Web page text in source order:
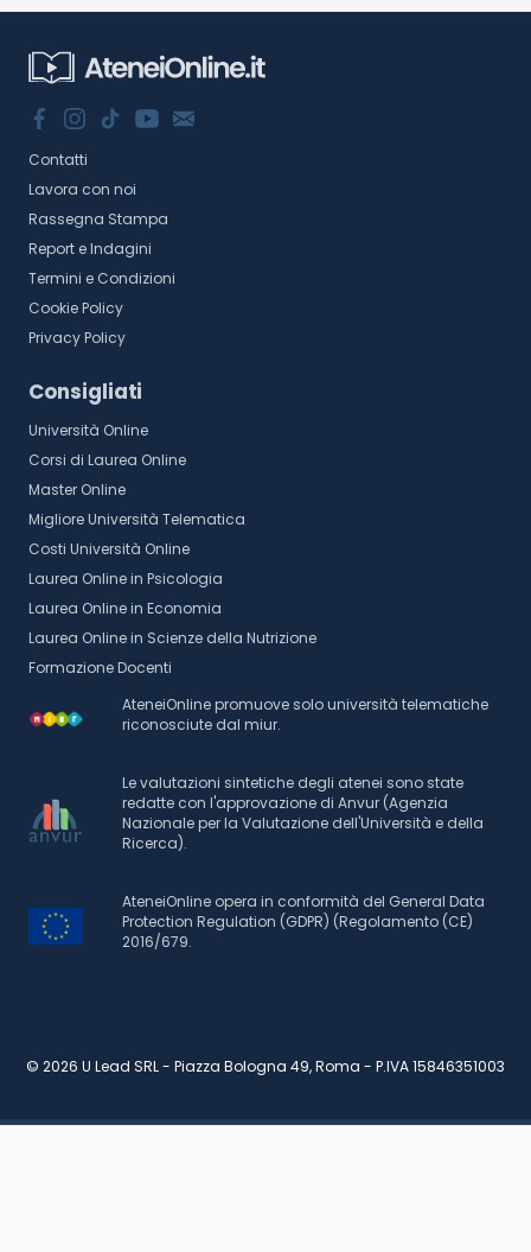
Contatti
Lavora con noi
Rassegna Stampa
Report e Indagini
Termini e Condizioni
Cookie Policy
Privacy Policy
Consigliati
Università Online
Corsi di Laurea Online
Master Online
Migliore Università Telematica
Costi Università Online
Laurea Online in Psicologia
Laurea Online in Economia
Laurea Online in Scienze della Nutrizione
Formazione Docenti
AteneiOnline promuove solo università telematiche
riconosciute dal miur.
Le valutazioni sintetiche degli atenei sono state
redatte con l'approvazione di Anvur (Agenzia
Nazionale per la Valutazione dell'Università e della
Ricerca).
AteneiOnline opera in conformità del General Data
Protection Regulation (GDPR) (Regolamento (CE)
2016/679.
© 2026 U Lead SRL - Piazza Bologna 49, Roma - P.IVA 15846351003